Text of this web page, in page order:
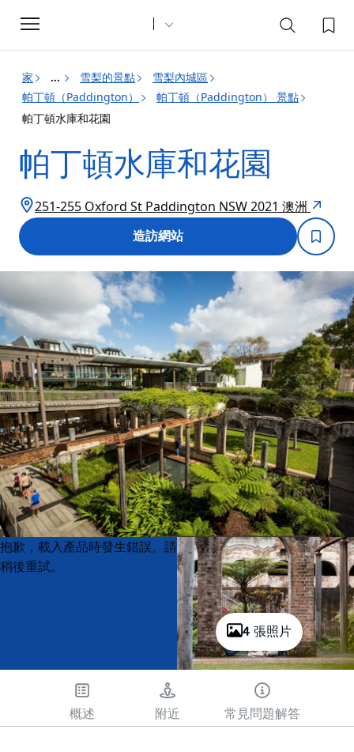
Toggle
navigation
家 ... 雪梨的景點
雪梨內城區
帕丁頓（Paddington）
帕丁頓（Paddington） 景點
帕丁頓水庫和花園
帕丁頓水庫和花園
251-255 Oxford St Paddington NSW 2021 澳洲
造訪網站
4 張照片
Product
List
Product
List
抱歉，載入產品時發生錯誤。請
稍後重試。
概述 附近 常見問題解答